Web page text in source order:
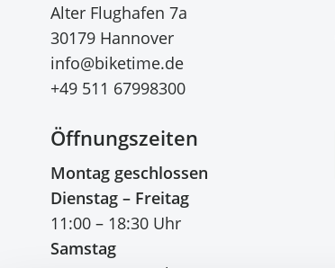
Alter Flughafen 7a
30179 Hannover
info@biketime.de
+49 511 67998300
Öffnungszeiten
Montag geschlossen
Dienstag – Freitag
11:00 – 18:30 Uhr
Samstag